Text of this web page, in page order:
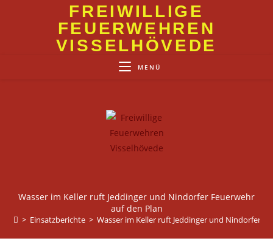
FREIWILLIGE
FEUERWEHREN
VISSELHÖVEDE
MENÜ
Wasser im Keller ruft Jeddinger und Nindorfer Feuerwehr
auf den Plan
> Einsatzberichte > Wasser im Keller ruft Jeddinger und Nindorfer